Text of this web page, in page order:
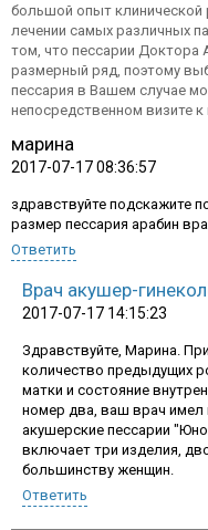
График работы:
пн-пт: 10.00-18.00, сб-вс:
+7 499 322 13 26
Заказать обратный
большой опыт клинической
лечении самых различных
том, что пессарии
размерный ряд, поэтому
пессария в Вашем случае
непосредственном визите к
марина
2017-07-17 08:36:57
здравствуйте подскажите
размер пессария арабин
Ответить
Врач акушер-
2017-07-17 14:15:23
Здравствуйте, Марина.
количество предыдущих
матки и состояние
номер два, ваш врач имел
акушерские пессарии
включает три изделия,
большинству женщин.
Ответить